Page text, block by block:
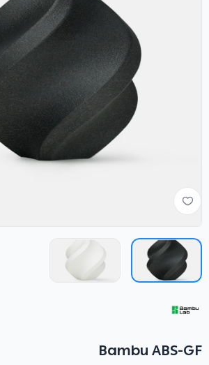
Bambu ABS-GF